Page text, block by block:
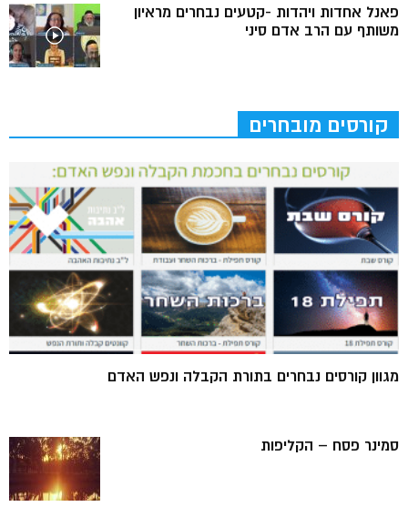
פאנל אחדות ויהדות -קטעים נבחרים מראיון
משותף עם הרב אדם סיני
קורסים מובחרים
מגוון קורסים נבחרים בתורת הקבלה ונפש האדם
סמינר פסח – הקליפות